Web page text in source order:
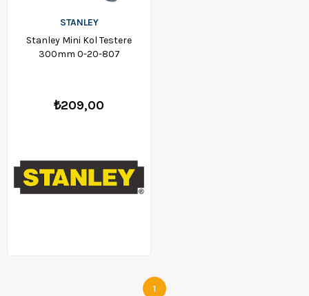
STANLEY
Stanley Mini Kol Testere
300mm 0-20-807
₺209,00
1